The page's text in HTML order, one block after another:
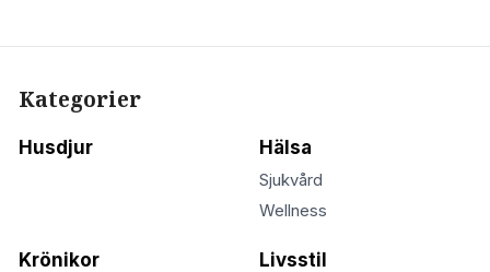
Kategorier
Husdjur Hälsa
Sjukvård
Wellness
Krönikor Livsstil